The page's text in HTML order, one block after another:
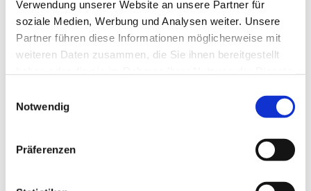
Verwendung unserer Website an unsere Partner für
soziale Medien, Werbung und Analysen weiter. Unsere
Partner führen diese Informationen möglicherweise mit
weiteren Daten zusammen, die Sie ihnen bereitgestellt
Notwendig
Präferenzen
Gemeindezentrum, Südwall 5,
46282 Dorsten